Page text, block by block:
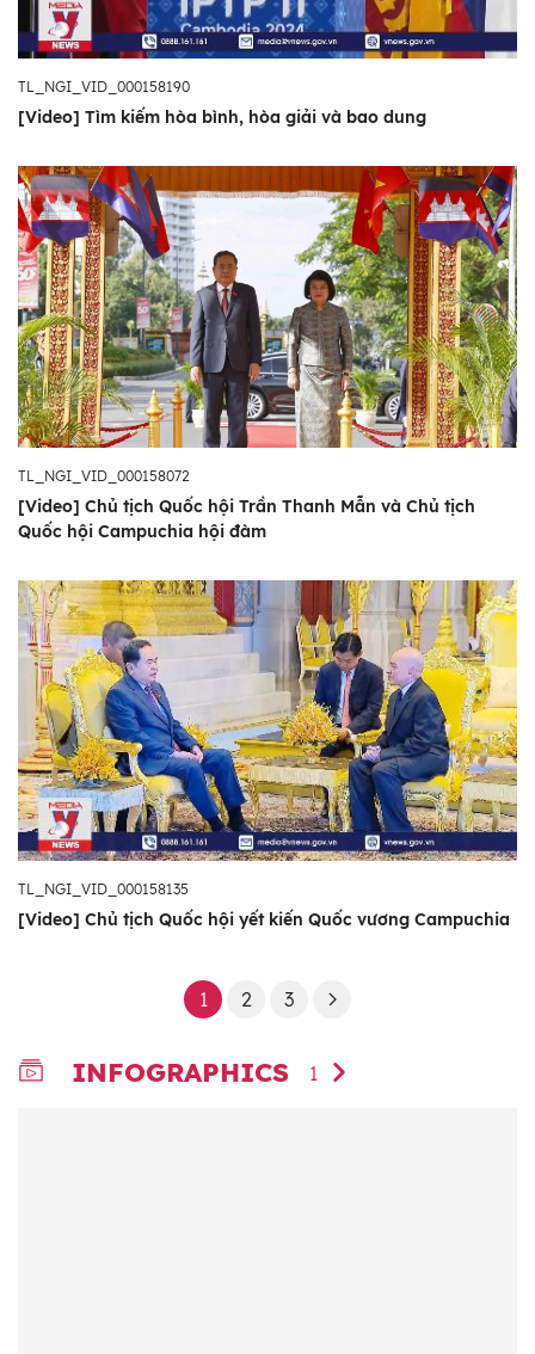
TL_NGI_VID_000158190
[Video] Tìm kiếm hòa bình, hòa giải và bao dung
TL_NGI_VID_000158072
[Video] Chủ tịch Quốc hội Trần Thanh Mẫn và Chủ tịch
Quốc hội Campuchia hội đàm
TL_NGI_VID_000158135
[Video] Chủ tịch Quốc hội yết kiến Quốc vương Campuchia
1 2 3
INFOGRAPHICS 1